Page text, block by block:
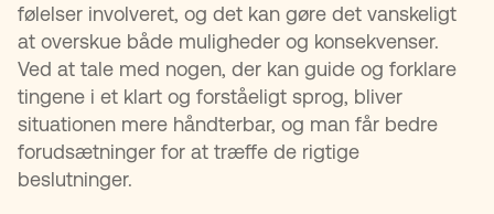
følelser involveret, og det kan gøre det vanskeligt
at overskue både muligheder og konsekvenser.
Ved at tale med nogen, der kan guide og forklare
tingene i et klart og forståeligt sprog, bliver
situationen mere håndterbar, og man får bedre
forudsætninger for at træffe de rigtige
beslutninger.